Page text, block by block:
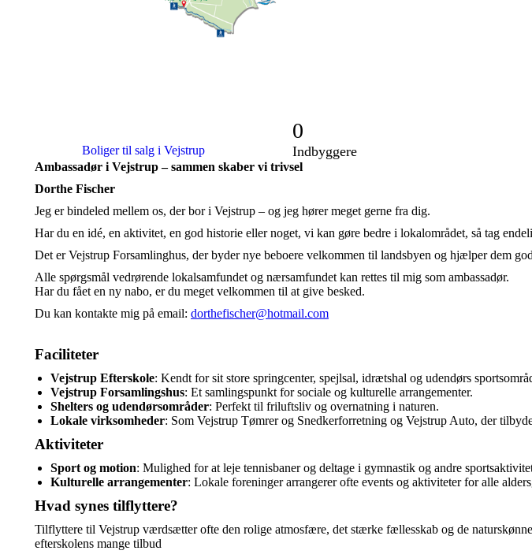
Boliger til salg i Vejstrup
0
Indbyggere
Ambassadør i Vejstrup – sammen skaber vi trivsel
Dorthe Fischer
Jeg er bindeled mellem os, der bor i Vejstrup – og jeg hører meget gerne fra dig.
Har du en idé, en aktivitet, en god historie eller noget, vi kan gøre bedre i lokalområdet, så tag
Det er Vejstrup Forsamlinghus, der byder nye beboere velkommen til landsbyen og hjælper dem
Alle spørgsmål vedrørende lokalsamfundet og nærsamfundet kan rettes til mig som ambassadør.
Har du fået en ny nabo, er du meget velkommen til at give besked.
Du kan kontakte mig på email: dorthefischer@hotmail.com
Faciliteter
Vejstrup Efterskole: Kendt for sit store springcenter, spejlsal, idrætshal og udendørs
Vejstrup Forsamlingshus: Et samlingspunkt for sociale og kulturelle arrangementer.
Shelters og udendørsområder: Perfekt til friluftsliv og overnatning i naturen.
Lokale virksomheder: Som Vejstrup Tømrer og Snedkerforretning og Vejstrup Auto, der
Aktiviteter
Sport og motion: Mulighed for at leje tennisbaner og deltage i gymnastik og andre
Kulturelle arrangementer: Lokale foreninger arrangerer ofte events og aktiviteter for alle
Hvad synes tilflyttere?
Tilflyttere til Vejstrup værdsætter ofte den rolige atmosfære, det stærke fællesskab og de
efterskolens mange tilbud